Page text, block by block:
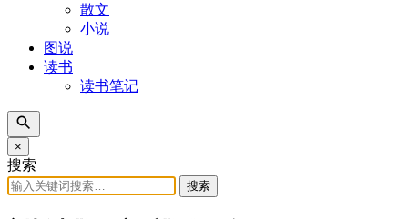
散文
小说
图说
读书
读书笔记
×
搜索
搜索